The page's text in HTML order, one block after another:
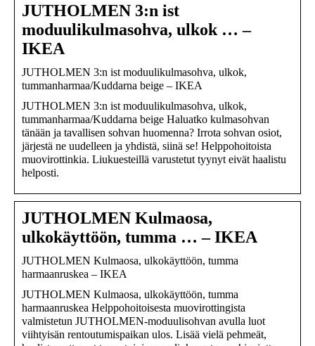
JUTHOLMEN 3:n ist
moduulikulmasohva, ulkok … –
IKEA
JUTHOLMEN 3:n ist moduulikulmasohva, ulkok,
tummanharmaa/Kuddarna beige – IKEA
JUTHOLMEN 3:n ist moduulikulmasohva, ulkok,
tummanharmaa/Kuddarna beige Haluatko kulmasohvan
tänään ja tavallisen sohvan huomenna? Irrota sohvan osiot,
järjestä ne uudelleen ja yhdistä, siinä se! Helppohoitoista
muovirottinkia. Liukuesteillä varustetut tyynyt eivät haalistu
helposti.
JUTHOLMEN Kulmaosa,
ulkokäyttöön, tumma … – IKEA
JUTHOLMEN Kulmaosa, ulkokäyttöön, tumma
harmaanruskea – IKEA
JUTHOLMEN Kulmaosa, ulkokäyttöön, tumma
harmaanruskea Helppohoitoisesta muovirottingista
valmistetun JUTHOLMEN-moduulisohvan avulla luot
viihtyisän rentoutumispaikan ulos. Lisää vielä pehmeät,